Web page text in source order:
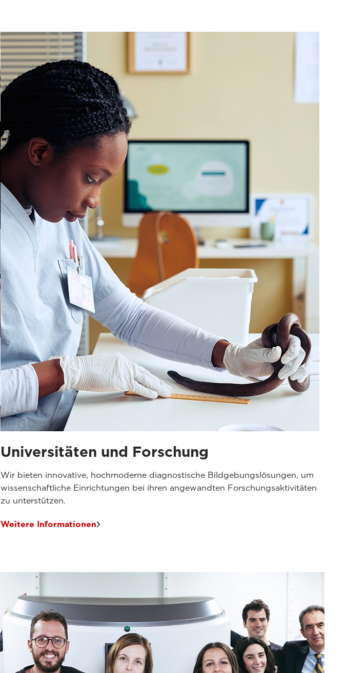
Universitäten und Forschung
Wir bieten innovative, hochmoderne diagnostische Bildgebungslösungen, um
wissenschaftliche Einrichtungen bei ihren angewandten Forschungsaktivitäten
zu unterstützen.
Weitere Informationen